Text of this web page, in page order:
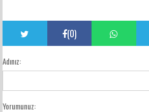
(0)
Adınız:
Yorumunuz: